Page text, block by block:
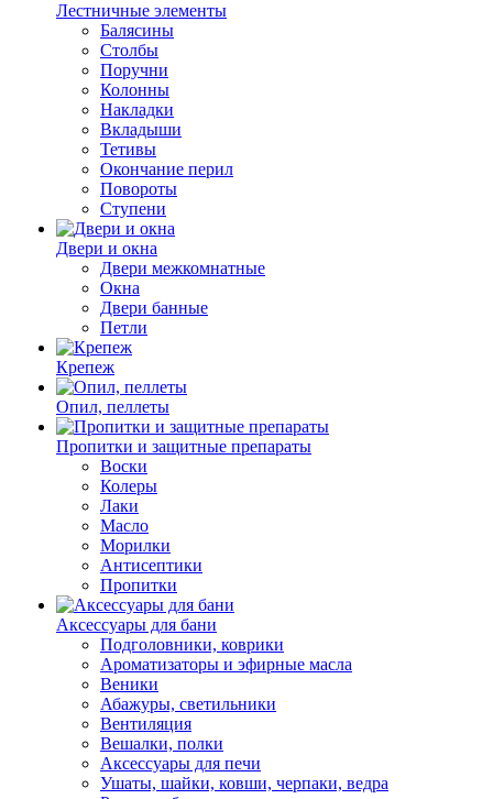
Лестничные элементы
Балясины
Столбы
Поручни
Колонны
Накладки
Вкладыши
Тетивы
Окончание перил
Повороты
Ступени
Двери и окна
Двери межкомнатные
Окна
Двери банные
Петли
Крепеж
Опил, пеллеты
Пропитки и защитные препараты
Воски
Колеры
Лаки
Масло
Морилки
Антисептики
Пропитки
Аксессуары для бани
Подголовники, коврики
Ароматизаторы и эфирные масла
Веники
Абажуры, светильники
Вентиляция
Вешалки, полки
Аксессуары для печи
Ушаты, шайки, ковши, черпаки, ведра